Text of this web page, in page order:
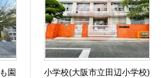
園 小学校(大阪市立田辺小学校)